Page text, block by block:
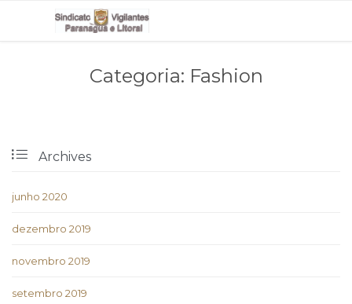
Categoria: Fashion
 Archives
junho 2020
dezembro 2019
novembro 2019
setembro 2019